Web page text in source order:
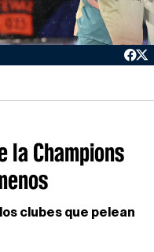
la Champions
clubes que pelean